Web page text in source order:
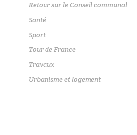
Retour sur le Conseil communal
Santé
Sport
Tour de France
Travaux
Urbanisme et logement